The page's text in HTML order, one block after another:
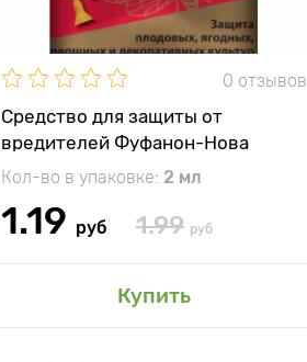
0 отзывов
Средство для защиты от
вредителей Фуфанон-Нова
Кол-во в упаковке: 2 мл
1.19 руб 1.99 руб
Купить